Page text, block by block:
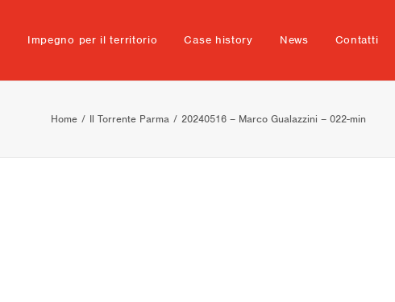
Impegno per il territorio Case history News Contatti
Home Il Torrente Parma 20240516 – Marco Gualazzini – 022-min